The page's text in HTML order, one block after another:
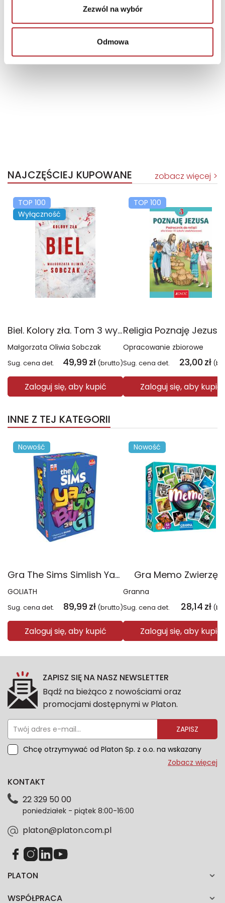
Zezwól na wybór
Odmowa
NAJCZĘŚCIEJ KUPOWANE zobacz więcej
TOP 100
Wyłączność
Biel. Kolory zła. Tom 3 wyd. 2025
Małgorzata Oliwia Sobczak
Sug. cena det. 49,99 zł (brutto)
Zaloguj się, aby kupić
TOP 100
Opracowanie zbiorowe
Sug. cena det. 23,00 zł
Zaloguj się, aby kupić
INNE Z TEJ KATEGORII
Nowość
Gra The Sims Simlish YaGoBuGi
GOLIATH
Sug. cena det. 89,99 zł (brutto)
Zaloguj się, aby kupić
Nowość
Gra Memo
Granna
Sug. cena det. 28,14 zł
Zaloguj się, aby kupić
ZAPISZ SIĘ NA NASZ NEWSLETTER
Bądź na bieżąco z nowościami oraz
promocjami dostępnymi w Platon.
ZAPISZ
Chcę otrzymywać od Platon Sp. z o.o. na wskazany
przeze mnie adres e-mail informacje marketingowe
dotyczące danych osobowych znajdziesz w naszej
każdym czasie. Wycofanie zgody nie wpłynie na
zgodność z prawem przetwarzania dokonanego przed
Zobacz więcej
PLATON
WSPÓŁPRACA
KONTAKT
22 329 50 00
poniedziałek - piątek 8:00-16:00
platon@platon.com.pl